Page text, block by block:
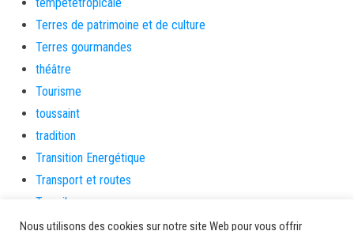
Terres de patrimoine et de culture
Terres gourmandes
théâtre
Tourisme
toussaint
tradition
Transition Energétique
Transport et routes
Travail
Travaux
Nous utilisons des cookies sur notre site Web pour vous offrir